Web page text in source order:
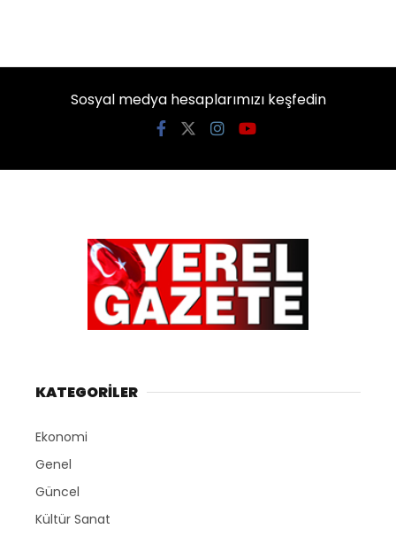
Sosyal medya hesaplarımızı keşfedin
KATEGORİLER
Ekonomi
Genel
Güncel
Kültür Sanat